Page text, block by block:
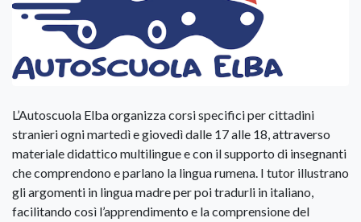
L’Autoscuola Elba organizza corsi specifici per cittadini
stranieri ogni martedì e giovedì dalle 17 alle 18, attraverso
materiale didattico multilingue e con il supporto di insegnanti
che comprendono e parlano la lingua rumena. I tutor illustrano
gli argomenti in lingua madre per poi tradurli in italiano,
facilitando così l’apprendimento e la comprensione del